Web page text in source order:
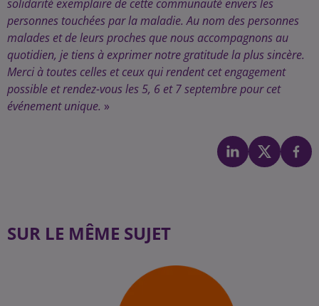
solidarité exemplaire de cette communauté envers les
personnes touchées par la maladie. Au nom des personnes
malades et de leurs proches que nous accompagnons au
quotidien, je tiens à exprimer notre gratitude la plus sincère.
Merci à toutes celles et ceux qui rendent cet engagement
possible et rendez-vous les 5, 6 et 7 septembre pour cet
événement unique. »
SUR LE MÊME SUJET